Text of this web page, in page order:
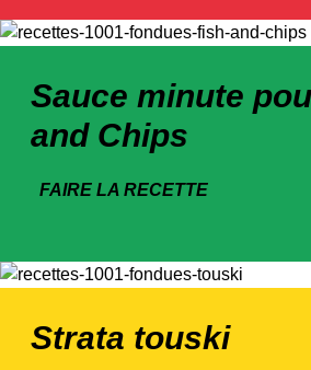
Sauce minute
and Chips
FAIRE LA RECETTE
Strata touski